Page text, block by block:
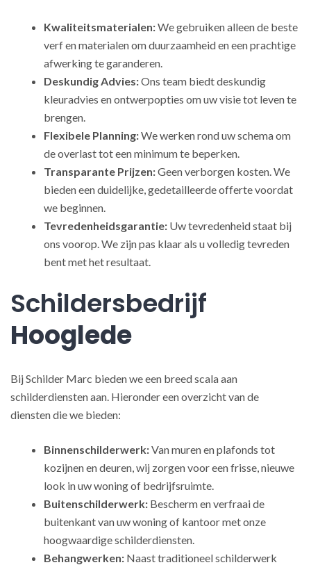
Kwaliteitsmaterialen:We gebruiken alleen de beste
verf en materialen om duurzaamheid en een prachtige
afwerking te garanderen.
Deskundig Advies:Ons team biedt deskundig
kleuradvies en ontwerpopties om uw visie tot leven te
brengen.
Flexibele Planning:We werken rond uw schema om
de overlast tot een minimum te beperken.
Transparante Prijzen:Geen verborgen kosten. We
bieden een duidelijke, gedetailleerde offerte voordat
we beginnen.
Tevredenheidsgarantie: Uw tevredenheid staat bij
ons voorop. We zijn pas klaar als u volledig tevreden
bent met het resultaat.
Schildersbedrijf
Hooglede
Bij Schilder Marc bieden we een breed scala aan
schilderdiensten aan. Hieronder een overzicht van de
diensten die we bieden:
Binnenschilderwerk:Van muren en plafonds tot
kozijnen en deuren, wij zorgen voor een frisse, nieuwe
look in uw woning of bedrijfsruimte.
Buitenschilderwerk: Bescherm en verfraai de
buitenkant van uw woning of kantoor met onze
hoogwaardige schilderdiensten.
Behangwerken: Naast traditioneel schilderwerk